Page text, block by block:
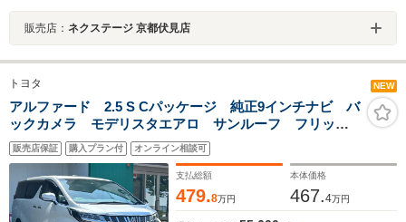
販売店： ネクステージ 京都伏見店
トヨタ NEW
アルファード 2.5 S Cパッケージ 純正9インチナビ バ
ックカメラ モデリスタエアロ サンルーフ フリップ
ダウンモニター デジタルインナーミラー 両側パワー
スライドドア パワーシート クルーズコントロール
純正ETC LED 禁煙車
販売店保証 購入プラン付 オンライン相談可
支払総額
479.8万円
本体価格
467.4万円